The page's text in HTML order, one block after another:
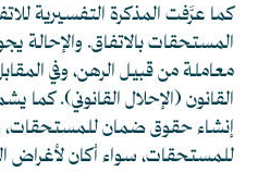
كما عرَّفت المذكرة التفسيرية
المستحقات بالاتفاق. والإحالة
معاملة من قبيل الرهن، وفي
القانون (الإحلال القانوني). كما
إنشاء حقوق ضمان للمستحقات،
للمستحقات، سواء أكان لأغراض